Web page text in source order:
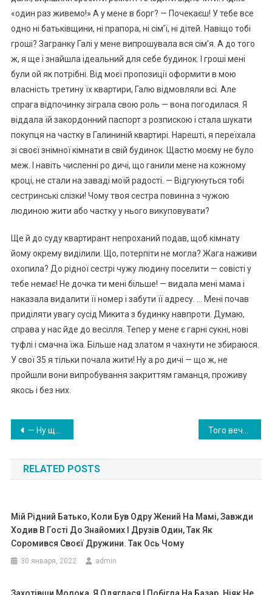
«один раз живемо!» А у мене в борг? — Почекаєш! У тебе все
одно ні батьківщини, ні прапора, ні сім’ї, ні дітей. Навіщо тобі
гроші? Загранку Галі у мене випрошувала вся сім’я. А до того
ж, я ще і знайшла ідеальний для себе будинок. І гроші мені
були ой як потрібні. Від моєї пропозиції оформити в мою
власність третину їх квартири, Галю відмовляли всі. Але
спрага відпочинку зіграла свою роль — вона погодилася. Я
віддала їй закордонний паспорт з розпискою і стала шукати
покупця на частку в Галининій квартирі. Нарешті, я переїхала
зі своєї знімної кімнати в свій будинок. Щастю моєму не було
меж. І навіть численні ро дичі, що ганили мене на кожному
кроці, не стали на заваді моїй радості. — Відгукнуться тобі
сестринські слізки! Чому твоя сестра повинна з чужою
людиною жити або частку у нього викуповувати?
Ще й до суду квартирант непроханий подав, щоб кімнату
йому окрему виділили. Що, потерпіти не могла? Жага наживи
охопила? До рідної сестрі чужу людину поселити — совісті у
тебе немає! Не дочка ти мені більше! — видала мені мама і
наказала видалити її номер і забути її адресу. … Мені почав
приділяти увагу сусід Микита з будинку навпроти. Думаю,
справа у нас йде до весілля. Тепер у мене є гарні сукні, нові
туфлі і смачна їжа. Більше над златом я чахнути не збираюся.
У свої 35 я тільки почала жити! Ну а ро дичі — що ж, не
пройшли вони випробування закриттям гаманця, проживу
якось і без них.
Навигация
по
записям
— Ну що, Лена, збирай речі, будинок цей ми на продаж виставили, ти дівчина у нас тепер доросла, сама про себе подбати зможеш
RELATED POSTS
Мій Рідний Батько, Коли Був Одру Жений На Мамі, Завжди
Ходив В Гості До Знайомих І Друзів Один, Так Як
Соромився Своєї Дружини. Так Ось Чому
30 января, 2022 admin